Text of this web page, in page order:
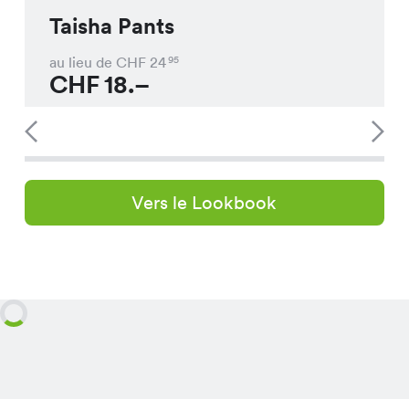
Taisha Pants
au lieu de CHF 2495
CHF18.–
Vers le Lookbook